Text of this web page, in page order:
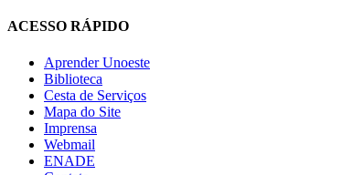
ACESSO RÁPIDO
Aprender Unoeste
Biblioteca
Cesta de Serviços
Mapa do Site
Imprensa
Webmail
ENADE